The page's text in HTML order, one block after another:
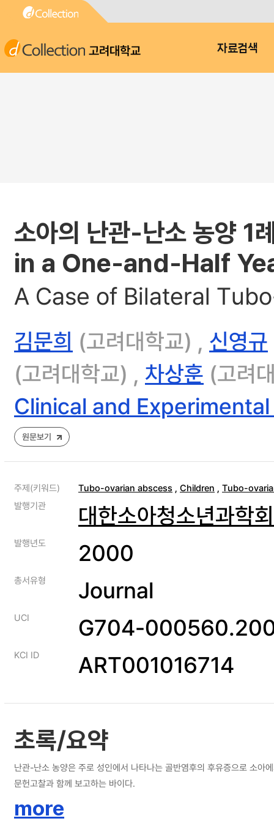
고려대학교 자료검색
소아의 난관-난소 농
in a One-and-Half
A Case of Bilateral
김문희 (고려대학교) , 신영규
(고려대학교) , 차상훈 (고려
Clinical and
원문보기
주제(키워드) Tubo-ovarian abscess , Children , Tubo-
발행기관
대한소아청소년과학회
발행년도 2000
총서유형 Journal
UCI G704-
KCI ID ART001016714
초록/요약
난관-난소 농양은 주로 성인에서 나타나는 골반염후의 후유증으로 소
문헌고찰과 함께 보고하는 바이다.
more